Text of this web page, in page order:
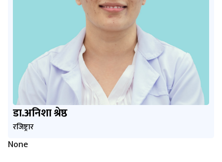
डा.अनिशा श्रेष्ठ
रजिष्ट्रार
None